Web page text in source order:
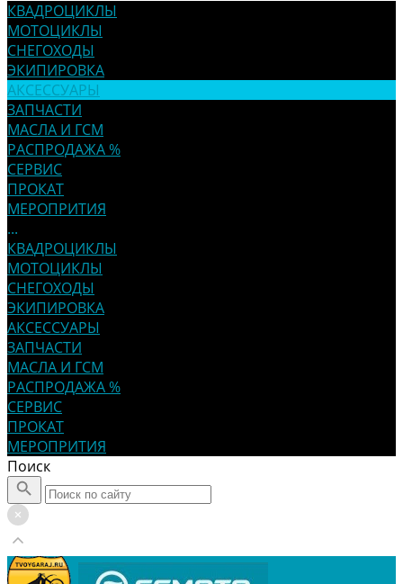
КВАДРОЦИКЛЫ
МОТОЦИКЛЫ
СНЕГОХОДЫ
ЭКИПИРОВКА
АКСЕССУАРЫ
ЗАПЧАСТИ
МАСЛА И ГСМ
РАСПРОДАЖА %
СЕРВИС
ПРОКАТ
МЕРОПРИТИЯ
...
КВАДРОЦИКЛЫ
МОТОЦИКЛЫ
СНЕГОХОДЫ
ЭКИПИРОВКА
АКСЕССУАРЫ
ЗАПЧАСТИ
МАСЛА И ГСМ
РАСПРОДАЖА %
СЕРВИС
ПРОКАТ
МЕРОПРИТИЯ
Поиск